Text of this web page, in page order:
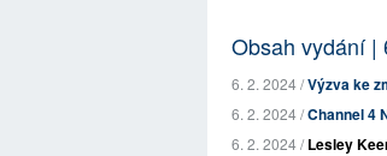
Obsah vydání |
6. 2. 2024 /Výzva ke
6. 2. 2024 /Channel 4
6. 2. 2024 /Lesley